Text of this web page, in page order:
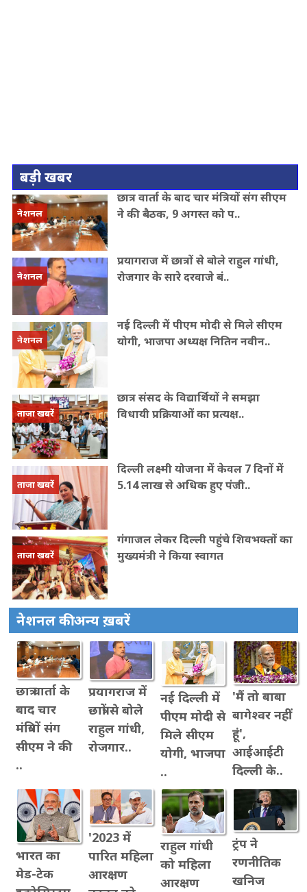
बड़ी खबर
नेशनल
छात्र वार्ता के बाद चार मंत्रियों संग सीएम
ने की बैठक, 9 अगस्त को प..
नेशनल
प्रयागराज में छात्रों से बोले राहुल गांधी,
रोजगार के सारे दरवाजे बं..
नेशनल
नई दिल्ली में पीएम मोदी से मिले सीएम
योगी, भाजपा अध्यक्ष नितिन नवीन..
ताजा खबरें
छात्र संसद के विद्यार्थियों ने समझा
विधायी प्रक्रियाओं का प्रत्यक्ष..
ताजा खबरें
दिल्ली लक्ष्मी योजना में केवल 7 दिनों में
5.14 लाख से अधिक हुए पंजी..
ताजा खबरें
गंगाजल लेकर दिल्ली पहुंचे शिवभक्तों का
मुख्यमंत्री ने किया स्वागत
नेशनल की अन्य ख़बरें
छात्र वार्ता के
बाद चार
मंत्रियों संग
सीएम ने की
..
प्रयागराज में
छात्रों से बोले
राहुल गांधी,
रोजगार..
नई दिल्ली में
पीएम मोदी से
मिले सीएम
योगी, भाजपा
..
'मैं तो बाबा
बागेश्वर नहीं
हूं',
आईआईटी
दिल्ली के..
भारत का
मेड-टेक
'2023 में
पारित महिला
आरक्षण
राहुल गांधी
को महिला
आरक्षण
ट्रंप ने
रणनीतिक
खनिज